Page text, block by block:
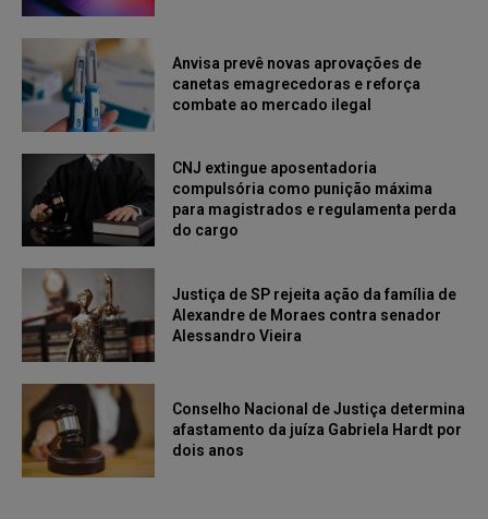
Anvisa prevê novas aprovações de
canetas emagrecedoras e reforça
combate ao mercado ilegal
CNJ extingue aposentadoria
compulsória como punição máxima
para magistrados e regulamenta perda
do cargo
Justiça de SP rejeita ação da família de
Alexandre de Moraes contra senador
Alessandro Vieira
Conselho Nacional de Justiça determina
afastamento da juíza Gabriela Hardt por
dois anos